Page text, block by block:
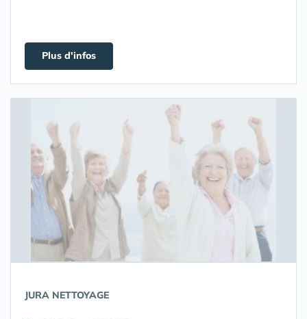
Plus d'infos
JURA NETTOYAGE